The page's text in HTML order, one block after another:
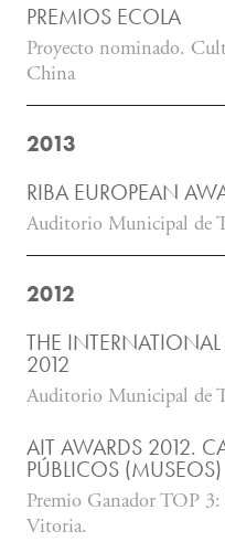
PREMIOS ECOLA
Proyecto nominado.
China
2013
RIBA EUROPEAN
Auditorio Municipal de
2012
THE
2012
Auditorio Municipal de
AIT AWARDS 2012.
PÚBLICOS (MUSEOS)
Premio Ganador TOP
Vitoria.